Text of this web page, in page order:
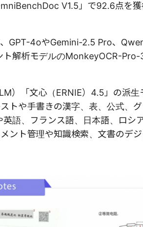
V1.5」で92.6点を
GPT-4oやGemini-2.5 Pro、
解析モデルのMonkeyOCR-Pro-
）「文心（ERNIE）4.5」の派
トや手書きの漢字、表、公式、
語、フランス語、日本語、ロシ
ント管理や知識検索、文書のデ